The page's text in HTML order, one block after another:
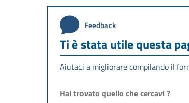
Feedback
Ti è stata utile questa
Aiutaci a migliorare compilando il
Hai trovato quello che cercavi ?